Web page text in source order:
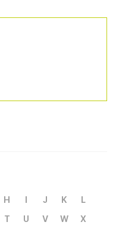
H I J K
L
T U V W
X